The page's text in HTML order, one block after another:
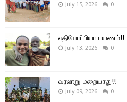
July 15, 2026 0
எதியோப்பியா பயணம்!!
July 13, 2026 0
வரலாறு மறையாது!!
July 09, 2026 0